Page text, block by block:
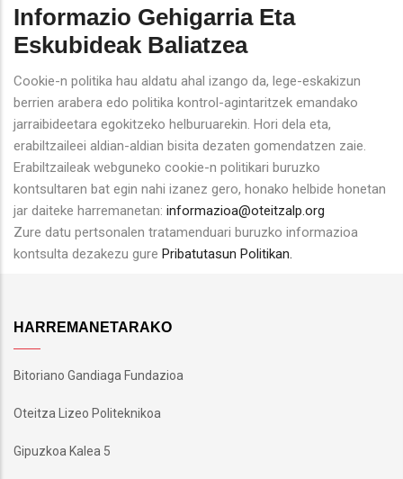
Informazio Gehigarria Eta
Eskubideak Baliatzea
Cookie-n politika hau aldatu ahal izango da, lege-eskakizun
berrien arabera edo politika kontrol-agintaritzek emandako
jarraibideetara egokitzeko helburuarekin. Hori dela eta,
erabiltzaileei aldian-aldian bisita dezaten gomendatzen zaie.
Erabiltzaileak webguneko cookie-n politikari buruzko
kontsultaren bat egin nahi izanez gero, honako helbide honetan
jar daiteke harremanetan: informazioa@oteitzalp.org
Zure datu pertsonalen tratamenduari buruzko informazioa
kontsulta dezakezu gure Pribatutasun Politikan.
HARREMANETARAKO
Bitoriano Gandiaga Fundazioa
Oteitza Lizeo Politeknikoa
Gipuzkoa Kalea 5